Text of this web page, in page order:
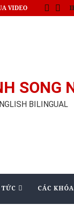
VIDEO
SONG
BILINGUAL
CÁC